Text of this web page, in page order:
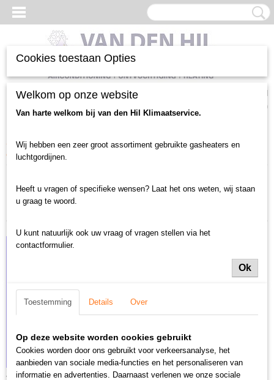
Inloggen Registreren
(0)
Home >Luchtgordijnen en toebehoren>Luchtgordijnen nieuw>
deurbreedte tot 1.5 meter> Elektrisch 400V
Sorteer op:
Cookies toestaan Opties
Welkom op onze website
Van harte welkom bij van den Hil Klimaatservice.
Wij hebben een zeer groot assortiment gebruikte gasheaters en
luchtgordijnen.
Heeft u vragen of specifieke wensen? Laat het ons weten, wij staan
u graag te woord.
U kunt natuurlijk ook uw vraag of vragen stellen via het
contactformulier.
Ok
Toestemming Details Over
Op deze website worden cookies gebruikt
Cookies worden door ons gebruikt voor verkeersanalyse, het
aanbieden van sociale media-functies en het personaliseren van
informatie en advertenties. Daarnaast verlenen we onze sociale